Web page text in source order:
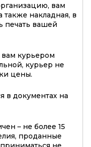
вам
также накладная, в
печать вашей
курьером
курьер не
цены.
в документах на
– не более 15
проданные